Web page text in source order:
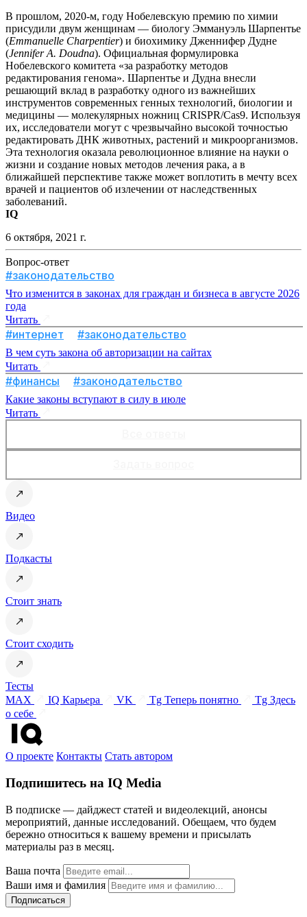
В прошлом, 2020-м, году Нобелевскую премию по химии
присудили двум женщинам — биологу Эммануэль Шарпентье
(Emmanuelle Charpentier) и биохимику Дженнифер Дудне
(Jennifer A. Doudna). Официальная формулировка
Нобелевского комитета «за разработку методов
редактирования генома». Шарпентье и Дудна внесли
решающий вклад в разработку одного из важнейших
инструментов современных генных технологий, биологии и
медицины — молекулярных ножниц CRISPR/Cas9. Используя
их, исследователи могут с чрезвычайно высокой точностью
редактировать ДНК животных, растений и микроорганизмов.
Эта технология оказала революционное влияние на науки о
жизни и создание новых методов лечения рака, а в
ближайшей перспективе также может воплотить в мечту всех
врачей и пациентов об излечении от наследственных
заболеваний.
IQ
6 октября, 2021 г.
Вопрос-ответ
#законодательство
Что изменится в законах для граждан и бизнеса в августе 2026
года
Читать
#интернет #законодательство
В чем суть закона об авторизации на сайтах
Читать
#финансы #законодательство
Какие законы вступают в силу в июле
Читать
Видео
Подкасты
Стоит знать
Стоит сходить
Тесты
MAX
IQ Карьера VK Tg Теперь понятно
Tg Здесь
о себе
О проекте Контакты Стать автором
Подпишитесь на IQ Media
В подписке — дайджест статей и видеолекций, анонсы
мероприятий, данные исследований. Обещаем, что будем
бережно относиться к вашему времени и присылать
материалы раз в месяц.
Ваша почта
Ваши имя и фамилия